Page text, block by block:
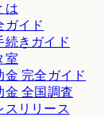
は
ガイド
続きガイド
室
金 完全ガイド
金 全国調査
スリリース